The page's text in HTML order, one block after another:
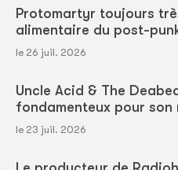
Protomartyr toujours
alimentaire du post-
le 26 juil. 2026
Uncle Acid & The
fondamenteux pour son
le 23 juil. 2026